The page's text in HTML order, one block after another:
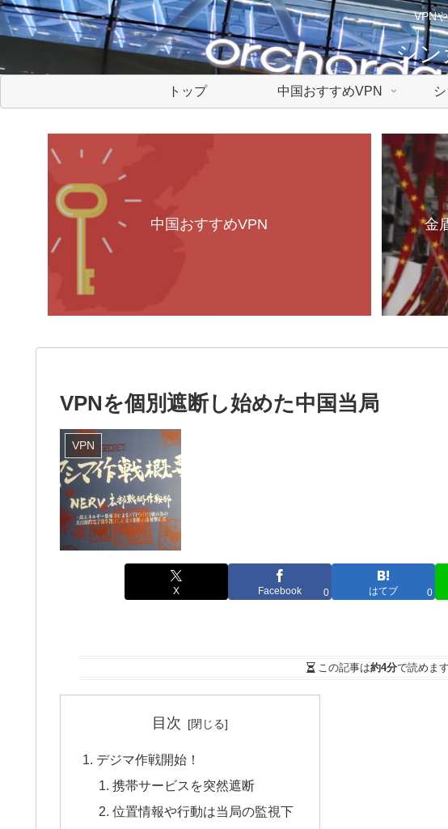
VPN
シン
トップ 中国おすすめVPN
中国おすすめVPN 金
VPNを個別遮断し始めた中国当局
VPN
X Facebook 0 はてブ 0
この記事は約4分で読めます
目次
デジマ作戦開始！
携帯サービスを突然遮断
位置情報や行動は当局の監視下